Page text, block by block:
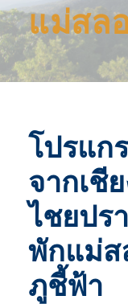
แม่สล
โปรแก
จากเชี
ไชยปร
พักแม่ส
ภูชี้ฟ้า